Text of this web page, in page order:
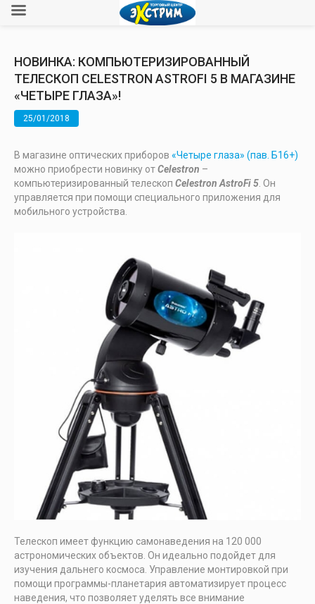
НОВИНКА: КОМПЬЮТЕРИЗИРОВАННЫЙ
ТЕЛЕСКОП CELESTRON ASTROFI 5 В МАГАЗИНЕ
«ЧЕТЫРЕ ГЛАЗА»!
25/01/2018
В магазине оптических приборов «Четыре глаза» (пав. Б16+)
можно приобрести новинку отCelestron –
компьютеризированный телескоп Celestron AstroFi 5 . Он
управляется при помощи специального приложения для
мобильного устройства.
Телескоп имеет функцию самонаведения на 120 000
астрономических объектов. Он идеально подойдет для
изучения дальнего космоса. Управление монтировкой при
помощи программы-планетария автоматизирует процесс
наведения, что позволяет уделять все внимание